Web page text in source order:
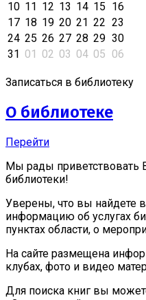
10 11 12 13 14 15 16
17 18 19 20 21 22 23
24 25 26 27 28 29 30
31 01 02 03 04 05 06
Записаться в библиотеку
О библиотеке
Перейти
Мы рады приветствовать
библиотеки!
Уверены, что вы найдете
информацию об услугах
пунктах области, о
На сайте размещена
клубах, фото и видео
Для поиска книг вы